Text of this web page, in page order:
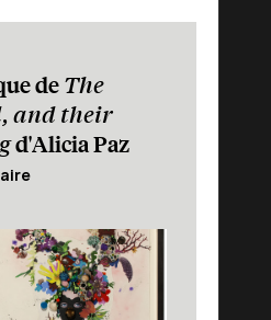
de The
and their
d'Alicia Paz